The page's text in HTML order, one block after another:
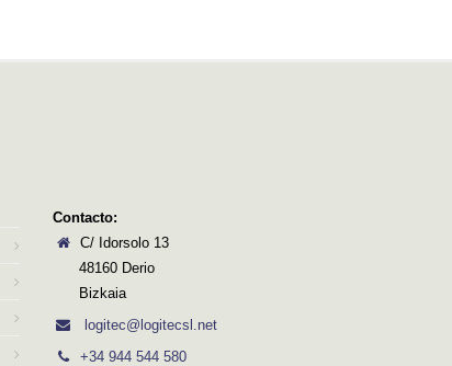
Contacto:
C/ Idorsolo 13
48160 Derio
Bizkaia
logitec@logitecsl.net
+34 944 544 580